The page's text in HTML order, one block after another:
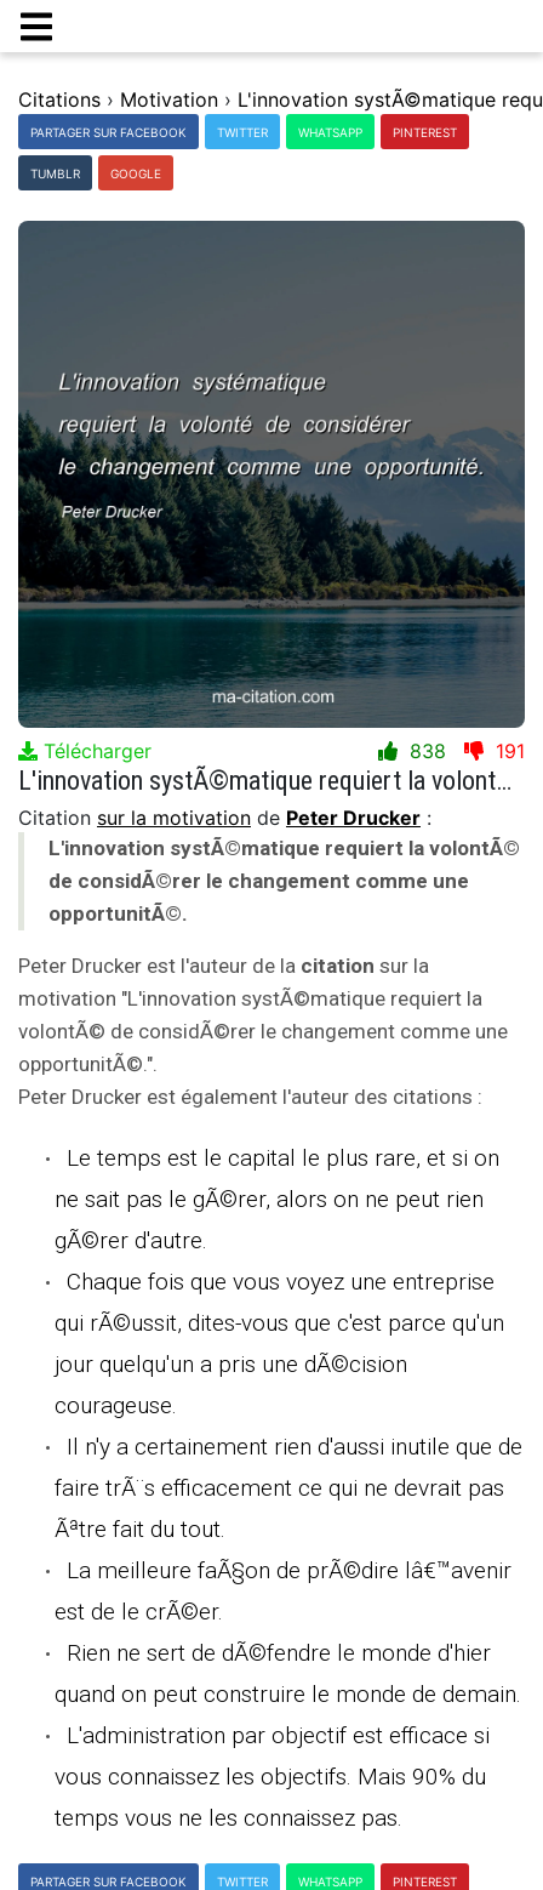
Citations › Motivation ›
PARTAGER SUR FACEBOOK TWITTER WHATSAPP PINTEREST
TUMBLR GOOGLE
Télécharger 838 191
L'innovation systÃ©matique requiert la volontÃ© de considÃ©rer le changement comme une opportunitÃ©.
Citation sur la motivation de Peter Drucker :
L'innovation systÃ©matique requiert la volontÃ©
de considÃ©rer le changement comme une
opportunitÃ©.
Peter Drucker est l'auteur de la citation sur la
motivation "L'innovation systÃ©matique requiert la
volontÃ© de considÃ©rer le changement comme une
opportunitÃ©.".
Peter Drucker est également l'auteur des citations :
Le temps est le capital le plus rare, et si on
ne sait pas le gÃ©rer, alors on ne peut rien
gÃ©rer d'autre.
Chaque fois que vous voyez une entreprise
qui rÃ©ussit, dites-vous que c'est parce qu'un
jour quelqu'un a pris une dÃ©cision
courageuse.
Il n'y a certainement rien d'aussi inutile que de
faire trÃ¨s efficacement ce qui ne devrait pas
Ãªtre fait du tout.
La meilleure faÃ§on de prÃ©dire lâ€™avenir
est de le crÃ©er.
Rien ne sert de dÃ©fendre le monde d'hier
quand on peut construire le monde de demain.
L'administration par objectif est efficace si
vous connaissez les objectifs. Mais 90% du
temps vous ne les connaissez pas.
PARTAGER SUR FACEBOOK TWITTER WHATSAPP PINTEREST